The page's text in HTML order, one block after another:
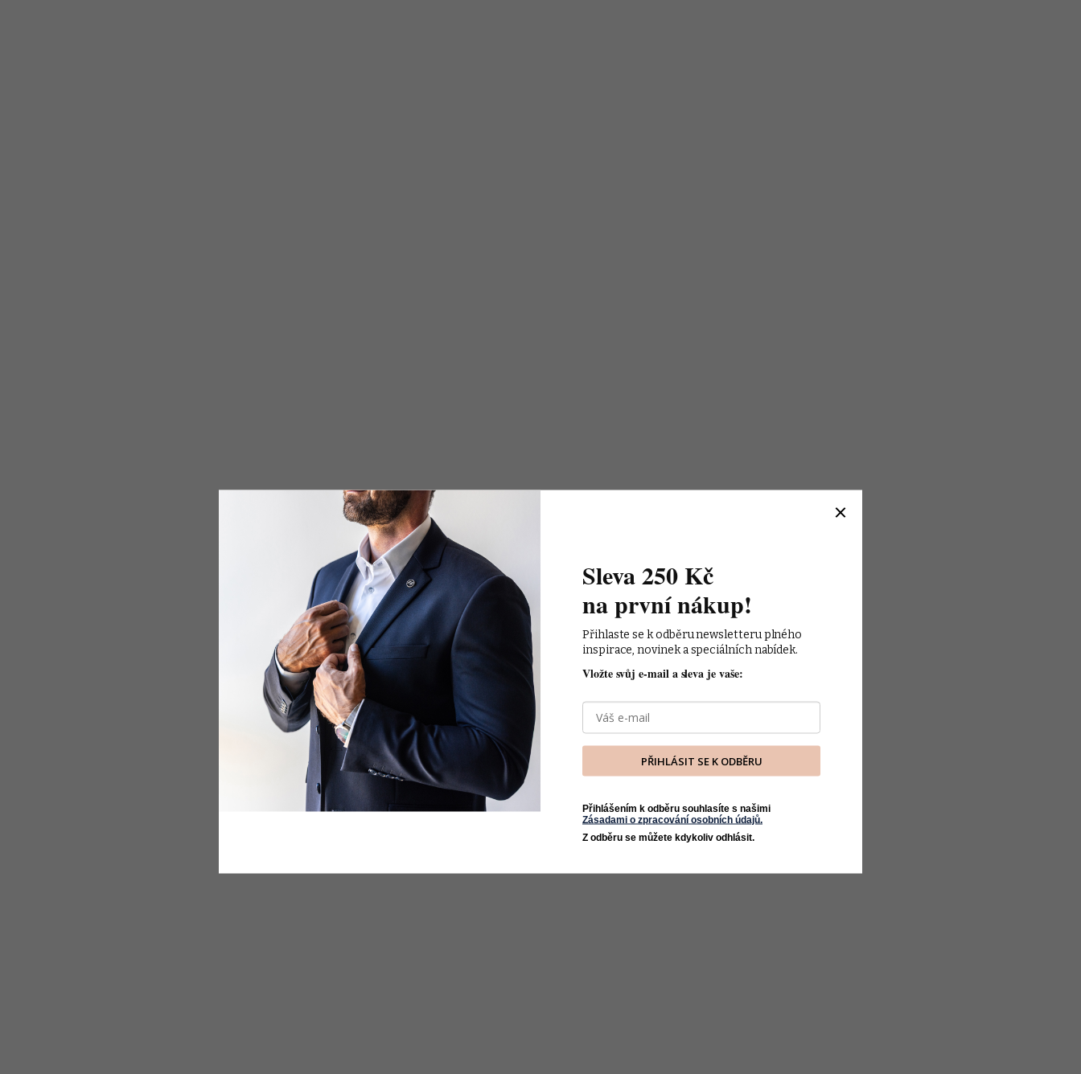
Sleva 250 Kč
na první nákup!
Přihlaste se k odběru newsletteru plného
inspirace, novinek a speciálních nabídek.
Vložte svůj e-mail a sleva je vaše:
PŘIHLÁSIT SE K ODBĚRU
Přihlášením k odběru souhlasíte s našimi
Zásadami o zpracování osobních údajů.
Z odběru se můžete kdykoliv odhlásit.